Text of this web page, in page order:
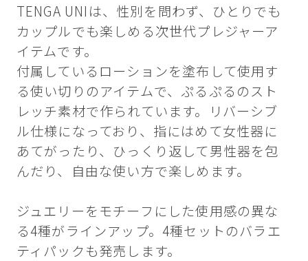
TENGA UNIは、性別を問わず、ひとりでも
カップルでも楽しめる次世代プレジャーア
イテムです。
付属しているローションを塗布して使用す
る使い切りのアイテムで、ぷるぷるのスト
レッチ素材で作られています。リバーシブ
ル仕様になっており、指にはめて女性器に
あてがったり、ひっくり返して男性器を包
んだり、自由な使い方で楽しめます。
ジュエリーをモチーフにした使用感の異な
る4種がラインアップ。4種セットのバラエ
ティパックも発売します。